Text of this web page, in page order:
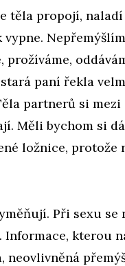
těla propojí, naladí
vypne.
prožíváme,
stará paní řekla
partnerů si mezi
Měli bychom si
ložnice, protože
Při sexu se
Informace, kterou
neovlivněná